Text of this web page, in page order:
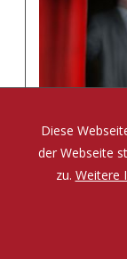
Eine
Diese
der Webseite
zu. Weitere